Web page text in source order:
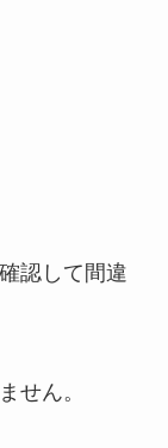
認して間違
せん。